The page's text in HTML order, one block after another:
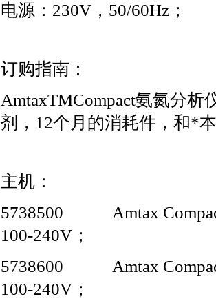
电源：230V，50/60Hz；
订购指南：
AmtaxTMCompact氨氮分析
剂，12个月的消耗件，和*
主机：
5738500 Amtax Compact
100-240V；
5738600 Amtax Compact
100-240V；